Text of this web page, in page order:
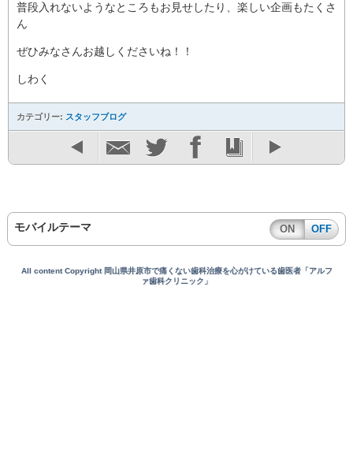
普段入れないようなところもお見せしたり、楽しい企画もたくさ
ん
ぜひみなさんお越しくださいね！！
しわく
カテゴリー: スタッフブログ
モバイルテーマ ON OFF
All content Copyright 岡山県井原市で痛くない歯科治療を心がけている歯医者「アルフ
ァ歯科クリニック」